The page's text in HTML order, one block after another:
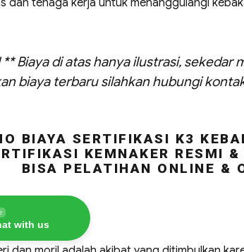
** Biaya di atas hanya ilustrasi,
biaya terbaru silahkan hubungi
BIAYA SERTIFIKASI K3
KEMNAKER RESMI
BISA PELATIHAN ONLINE &
with us